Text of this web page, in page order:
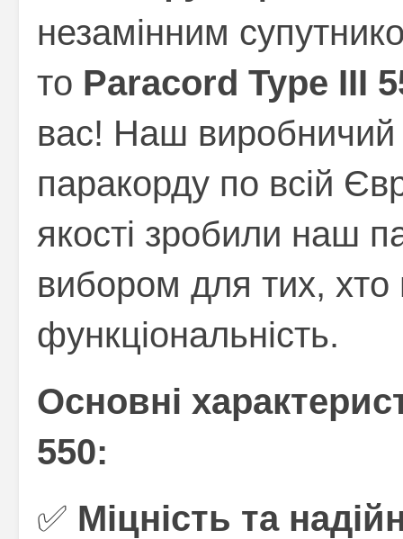
незамінним
то Paracord Type III
вас! Наш виробничий
паракорду по всій
якості зробили наш
вибором для тих, хто
функціональність.
Основні
550:
✅ Міцність та